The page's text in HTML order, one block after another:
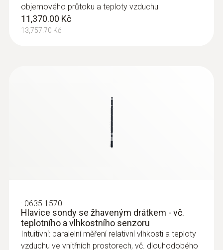
:0635 2043
objemového průtoku a teploty vzduchu
11,370.00 Kč
13,757.70 Kč
: 0635 1570
Hlavice sondy se žhaveným drátkem - vč.
teplotního a vlhkostního senzoru
Intuitivní: paralelní měření relativní vlhkosti a teploty
vzduchu ve vnitřních prostorech, vč. dlouhodobého